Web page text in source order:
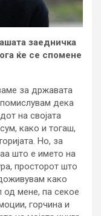
заедничка
ќе се спомене
за државата
помислувам дека
на својата
како и тогаш,
Но, за
што е името на
просторот што
како
од мене, па секое
горчина и